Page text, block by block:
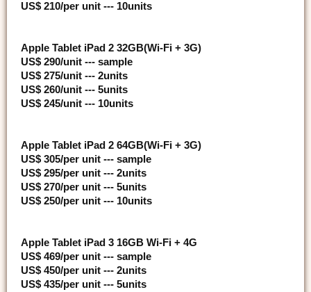
US$ 210/per unit --- 10units
Apple Tablet iPad 2 32GB(Wi-Fi + 3G)
US$ 290/unit --- sample
US$ 275/unit --- 2units
US$ 260/unit --- 5units
US$ 245/unit --- 10units
Apple Tablet iPad 2 64GB(Wi-Fi + 3G)
US$ 305/per unit --- sample
US$ 295/per unit --- 2units
US$ 270/per unit --- 5units
US$ 250/per unit --- 10units
Apple Tablet iPad 3 16GB Wi-Fi + 4G
US$ 469/per unit --- sample
US$ 450/per unit --- 2units
US$ 435/per unit --- 5units